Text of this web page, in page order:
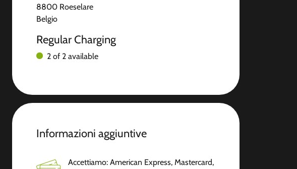
8800 Roeselare
Belgio
Regular Charging
2 of 2 available
Informazioni aggiuntive
Accettiamo: American Express, Mastercard,